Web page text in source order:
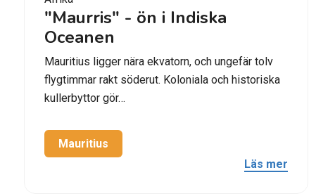
"Maurris" - ön i Indiska
Oceanen
Mauritius ligger nära ekvatorn, och ungefär tolv
flygtimmar rakt söderut. Koloniala och historiska
kullerbyttor gör…
Mauritius
Läs mer